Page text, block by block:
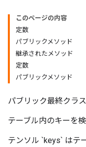
このページの内容
定数
パブリックメソッド
継承されたメソッド
定数
パブリックメソッド
パブリック最終クラス
テーブル内のキーを
テンソル `keys` はテ